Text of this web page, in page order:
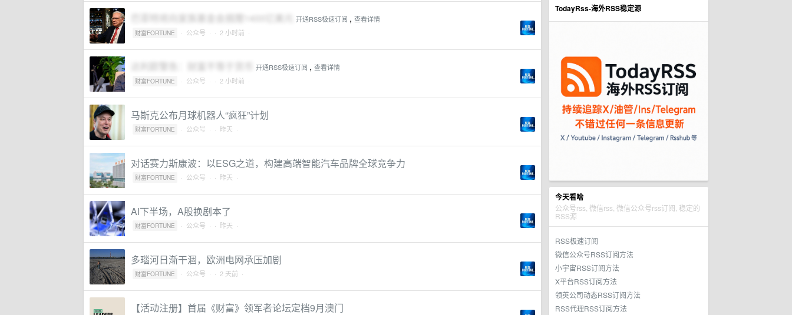
TodayRss-海外RSS稳定源
今天看啥
公众号rss, 微信rss, 微信公众号rss订阅, 稳定的
RSS源
RSS极速订阅
微信公众号RSS订阅方法
小宇宙RSS订阅方法
X平台RSS订阅方法
领英公司动态RSS订阅方法
RSS代理RSS订阅方法
巴菲特将向家族基金会捐赠1400亿美元 开通RSS极速订阅 , 查看详情
财富FORTUNE · 公众号 · · 2 小时前 ·
开通RSS极速订阅 , 查看详情
财富FORTUNE · 公众号 · · 2 小时前 ·
马斯克公布月球机器人“疯狂”计划
财富FORTUNE · 公众号 · · 昨天 ·
对话赛力斯康波：以ESG之道，构建高端智能汽车品牌全球竞争力
财富FORTUNE · 公众号 · · 昨天 ·
AI下半场，A股换剧本了
财富FORTUNE · 公众号 · · 昨天 ·
多瑙河日渐干涸，欧洲电网承压加剧
财富FORTUNE · 公众号 · · 2 天前 ·
【活动注册】首届《财富》领军者论坛定档9月澳门